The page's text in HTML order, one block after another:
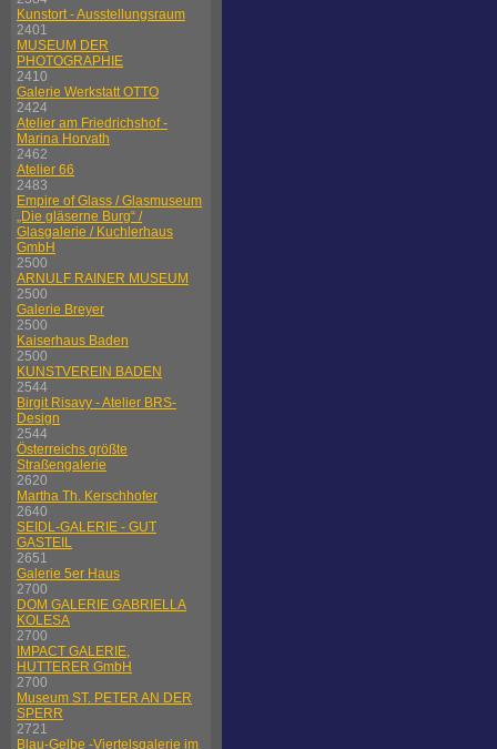
Kunstort - Ausstellungsraum
2401
MUSEUM DER
PHOTOGRAPHIE
2410
Galerie Werkstatt OTTO
2424
Atelier am Friedrichshof -
Marina Horvath
2462
Atelier 66
2483
Empire of Glass / Glasmuseum
„Die gläserne Burg“ /
Glasgalerie / Kuchlerhaus
GmbH
2500
ARNULF RAINER MUSEUM
2500
Galerie Breyer
2500
Kaiserhaus Baden
2500
KUNSTVEREIN BADEN
2544
Birgit Risavy - Atelier BRS-
Design
2544
Österreichs größte
Straßengalerie
2620
Martha Th. Kerschhofer
2640
SEIDL-GALERIE - GUT
GASTEIL
2651
Galerie 5er Haus
2700
DOM GALERIE GABRIELLA
KOLESA
2700
IMPACT GALERIE,
HUTTERER GmbH
2700
Museum ST. PETER AN DER
SPERR
2721
Blau-Gelbe -Viertelsgalerie im